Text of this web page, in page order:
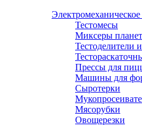
Тестомесы
Миксеры
Тестоделители
Прессы для
Машины для
Сыротерки
Мясорубки
Овощерезки